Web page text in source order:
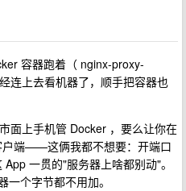
容器跑着（ nginx-proxy-
连上去看机器了，顺手把容器也
面上手机管 Docker ，要么让你在
户端——这俩我都不想要：开端口
一贯的"服务器上啥都别动"。
个字节都不用加。